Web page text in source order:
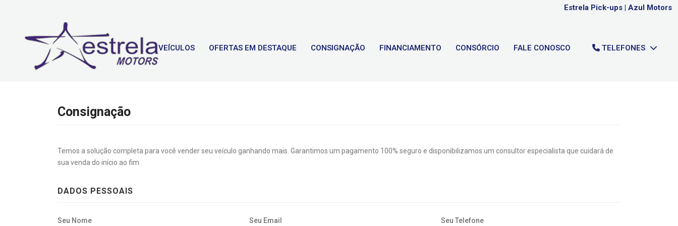
Estrela Pick-ups | Azul Motors
VEÍCULOS OFERTAS EM DESTAQUE CONSIGNAÇÃO FINANCIAMENTO CONSÓRCIO FALE CONOSCO TELEFONES
Consignação
Temos a solução completa para você vender seu veículo ganhando mais. Garantimos um pagamento 100% seguro e disponibilizamos um consultor especialista que cuidará de
sua venda do início ao fim
DADOS PESSOAIS
Seu Nome Seu Email Seu Telefone